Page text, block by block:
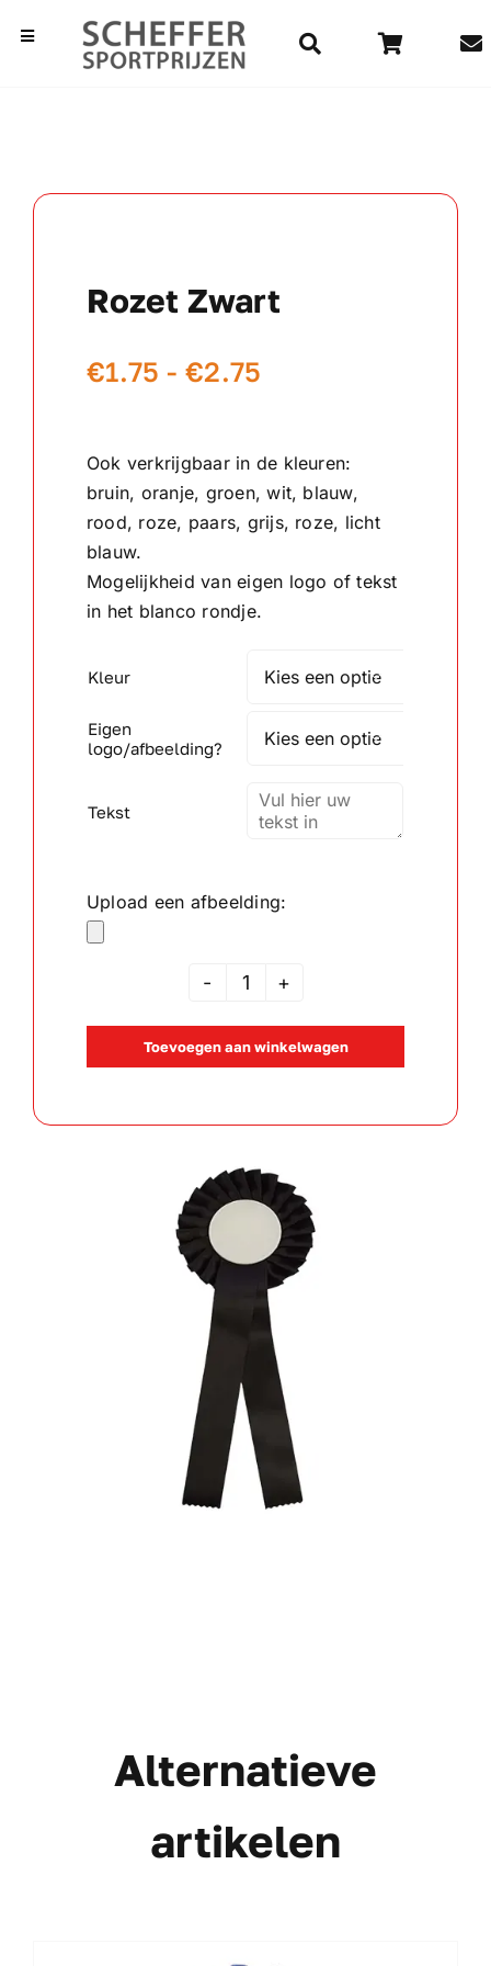
naarToggle
Navigation
Medailles
Kampioensschalen
Rozetten
Wandborden
Crystal/glas
Gepersonaliseerde artikelen
Aanbiedingen
Rozet Zwart
€1.75 - €2.75
€2.75
Ook verkrijgbaar in de kleuren:
bruin, oranje, groen, wit, blauw,
rood, roze, paars, grijs, roze, licht
blauw.
Mogelijkheid van eigen logo of tekst
in het blanco rondje.
Kleur 
Eigen
logo/afbeelding?

Tekst
Upload een afbeelding:
Rozet
Zwart
aantal
Toevoegen aan winkelwagen
Alternatieve
artikelen